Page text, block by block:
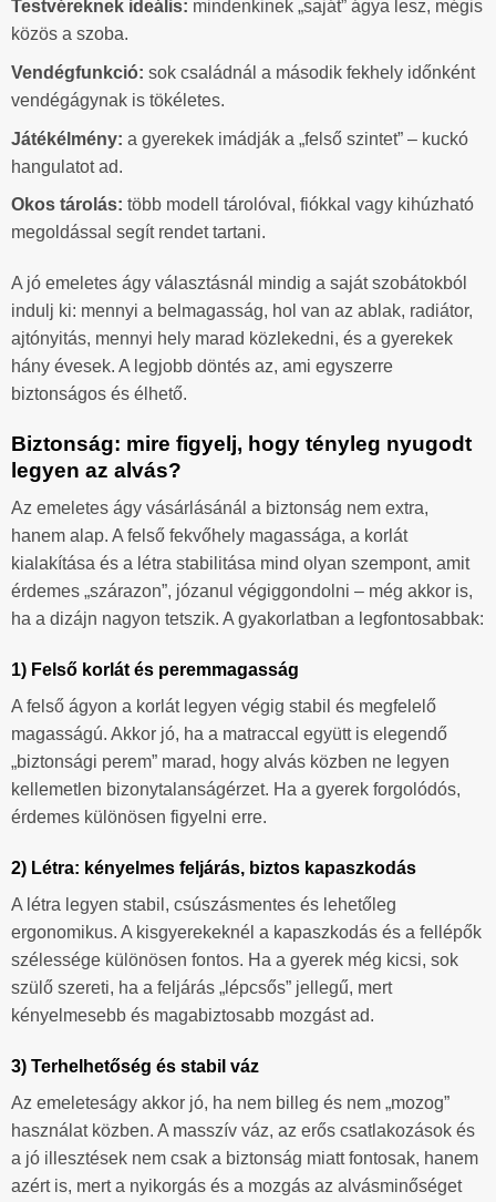
Testvéreknek ideális: mindenkinek „saját” ágya lesz, mégis
közös a szoba.
Vendégfunkció: sok családnál a második fekhely időnként
vendégágynak is tökéletes.
Játékélmény: a gyerekek imádják a „felső szintet” – kuckó
hangulatot ad.
Okos tárolás: több modell tárolóval, fiókkal vagy kihúzható
megoldással segít rendet tartani.
A jó emeletes ágy választásnál mindig a saját szobátokból
indulj ki: mennyi a belmagasság, hol van az ablak, radiátor,
ajtónyitás, mennyi hely marad közlekedni, és a gyerekek
hány évesek. A legjobb döntés az, ami egyszerre
biztonságos és élhető.
Biztonság: mire figyelj, hogy tényleg nyugodt
legyen az alvás?
Az emeletes ágy vásárlásánál a biztonság nem extra,
hanem alap. A felső fekvőhely magassága, a korlát
kialakítása és a létra stabilitása mind olyan szempont, amit
érdemes „szárazon”, józanul végiggondolni – még akkor is,
ha a dizájn nagyon tetszik. A gyakorlatban a legfontosabbak:
1) Felső korlát és peremmagasság
A felső ágyon a korlát legyen végig stabil és megfelelő
magasságú. Akkor jó, ha a matraccal együtt is elegendő
„biztonsági perem” marad, hogy alvás közben ne legyen
kellemetlen bizonytalanságérzet. Ha a gyerek forgolódós,
érdemes különösen figyelni erre.
2) Létra: kényelmes feljárás, biztos kapaszkodás
A létra legyen stabil, csúszásmentes és lehetőleg
ergonomikus. A kisgyerekeknél a kapaszkodás és a fellépők
szélessége különösen fontos. Ha a gyerek még kicsi, sok
szülő szereti, ha a feljárás „lépcsős” jellegű, mert
kényelmesebb és magabiztosabb mozgást ad.
3) Terhelhetőség és stabil váz
Az emeleteságy akkor jó, ha nem billeg és nem „mozog”
használat közben. A masszív váz, az erős csatlakozások és
a jó illesztések nem csak a biztonság miatt fontosak, hanem
azért is, mert a nyikorgás és a mozgás az alvásminőséget